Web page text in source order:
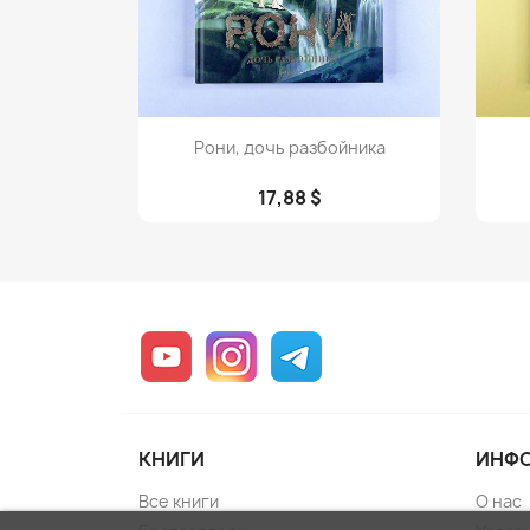
Просмотр
Рони, дочь разбойника
17,88 $
YouTube Instagram
КНИГИ
Все книги
О нас